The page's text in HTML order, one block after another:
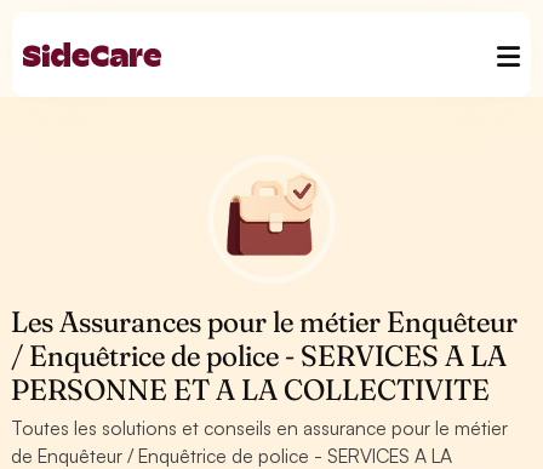
Les Assurances pour le métier Enquêteur
/ Enquêtrice de police - SERVICES A LA
PERSONNE ET A LA COLLECTIVITE
Toutes les solutions et conseils en assurance pour le métier
de Enquêteur / Enquêtrice de police - SERVICES A LA